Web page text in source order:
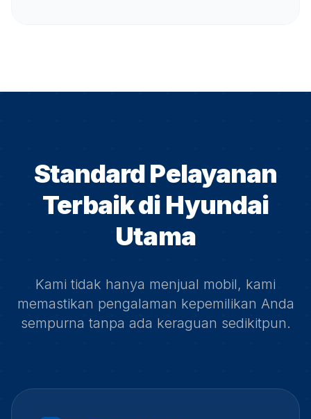
Standard Pelayanan
Terbaik di Hyundai
Utama
Kami tidak hanya menjual mobil, kami
memastikan pengalaman kepemilikan Anda
sempurna tanpa ada keraguan sedikitpun.